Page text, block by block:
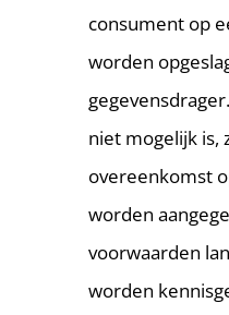
consument op
worden
niet mogelijk is,
overeenkomst
worden
voorwaarden
worden